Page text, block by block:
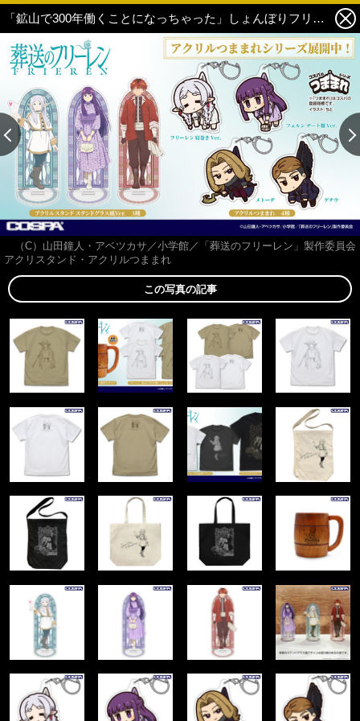
「鉱山で300年働くことになっちゃった」しょんぼりフリーレンがTシャツに!? “投げキッス”フリーレンはトートに♪「葬送のフリーレン」新作グッズが続々 22枚目の写真・画像
（C）山田鐘人・アベツカサ／小学館／「葬送のフリーレン」製作委員会
アクリスタンド・アクリルつままれ
この写真の記事